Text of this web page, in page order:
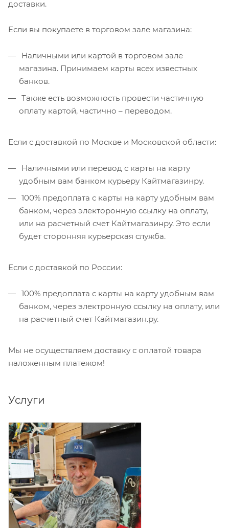
доставки.
Если вы покупаете в торговом зале магазина:
Наличными или картой в торговом зале
магазина. Принимаем карты всех известных
банков.
Также есть возможность провести частичную
оплату картой, частично – переводом.
Если с доставкой по Москве и Московской области:
Наличными или перевод с карты на карту
удобным вам банком курьеру Кайтмагазинру.
100% предоплата с карты на карту удобным вам
банком, через электоронную ссылку на оплату,
или на расчетный счет Кайтмагазинру. Это если
будет сторонняя курьерская служба.
Если с доставкой по России:
100% предоплата с карты на карту удобным вам
банком, через электронную ссылку на оплату, или
на расчетный счет Кайтмагазин.ру.
Мы не осуществляем доставку с оплатой товара
наложенным платежом!
Услуги